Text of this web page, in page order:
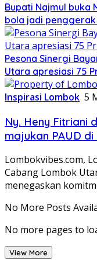
Bupati Najmul buka
bola jadi
Pesona Sinergi
Utara apresiasi 75
Inspirasi Lombok 5
Ny. Heny Fitriani
majukan PAUD
Lombokvibes.com,
Cabang Lombok
menegaskan
No More Posts
No more pages to
View More